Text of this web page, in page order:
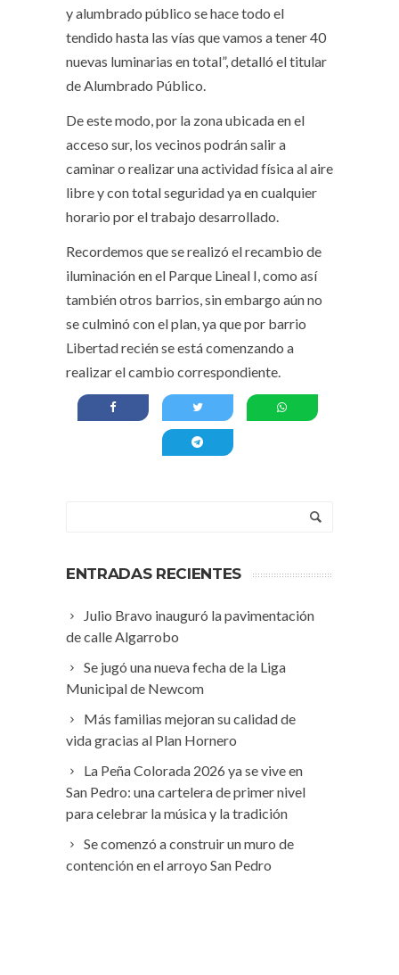
y alumbrado público se hace todo el
tendido hasta las vías que vamos a tener 40
nuevas luminarias en total”, detalló el titular
de Alumbrado Público.
De este modo, por la zona ubicada en el
acceso sur, los vecinos podrán salir a
caminar o realizar una actividad física al aire
libre y con total seguridad ya en cualquier
horario por el trabajo desarrollado.
Recordemos que se realizó el recambio de
iluminación en el Parque Lineal I, como así
también otros barrios, sin embargo aún no
se culminó con el plan, ya que por barrio
Libertad recién se está comenzando a
realizar el cambio correspondiente.
ENTRADAS RECIENTES
Julio Bravo inauguró la pavimentación
de calle Algarrobo
Se jugó una nueva fecha de la Liga
Municipal de Newcom
Más familias mejoran su calidad de
vida gracias al Plan Hornero
La Peña Colorada 2026 ya se vive en
San Pedro: una cartelera de primer nivel
para celebrar la música y la tradición
Se comenzó a construir un muro de
contención en el arroyo San Pedro